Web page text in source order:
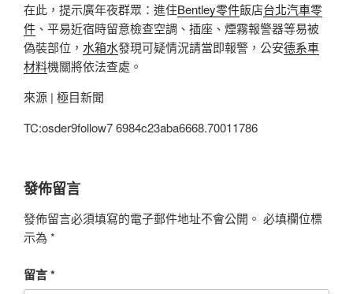
在此，提示廣年夜群眾：進住Bentley零件飯店台北汽車零
件 、平易近宿時留意檢查空調、插座、煙霧報警器等易被
偽裝部位， 水箱水發現可疑情況請當即報警，公安德系車
材料機關將依法查處。
來源 | 極目新聞
TC:osder9follow7 6984c23aba6668.70011786
發佈留言
發佈留言必須填寫的電子郵件地址不會公開。 必填欄位標
示為 *
留言*